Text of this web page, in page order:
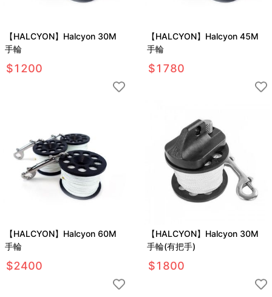
【HALCYON】Halcyon 30M
手輪
$1200
【HALCYON】Halcyon 45M
手輪
$1780
【HALCYON】Halcyon 60M
手輪
$2400
【HALCYON】Halcyon 30M
手輪(有把手)
$1800